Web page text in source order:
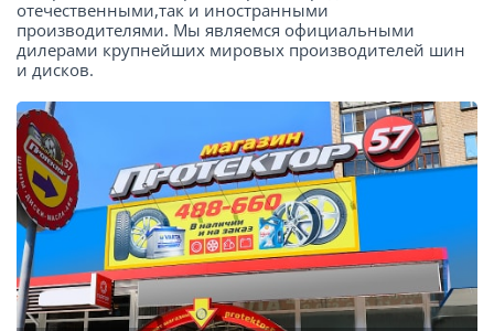
отечественными,так и иностранными
производителями. Мы являемся официальными
дилерами крупнейших мировых производителей шин
и дисков.